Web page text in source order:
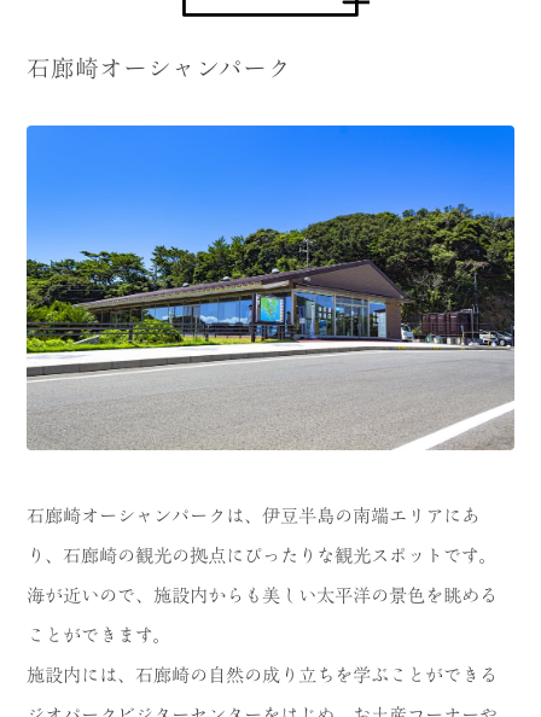
石廊崎オーシャンパーク
石廊崎オーシャンパークは、伊豆半島の南端エリアにあ
り、石廊崎の観光の拠点にぴったりな観光スポットです。
海が近いので、施設内からも美しい太平洋の景色を眺める
ことができます。
施設内には、石廊崎の自然の成り立ちを学ぶことができる